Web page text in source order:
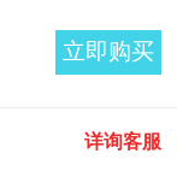
立即购买
详询客服